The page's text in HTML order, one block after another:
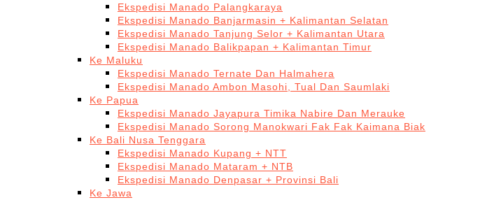
Ekspedisi Manado Palangkaraya
Ekspedisi Manado Banjarmasin + Kalimantan Selatan
Ekspedisi Manado Tanjung Selor + Kalimantan Utara
Ekspedisi Manado Balikpapan + Kalimantan Timur
Ke Maluku
Ekspedisi Manado Ternate Dan Halmahera
Ekspedisi Manado Ambon Masohi, Tual Dan Saumlaki
Ke Papua
Ekspedisi Manado Jayapura Timika Nabire Dan Merauke
Ekspedisi Manado Sorong Manokwari Fak Fak Kaimana Biak
Ke Bali Nusa Tenggara
Ekspedisi Manado Kupang + NTT
Ekspedisi Manado Mataram + NTB
Ekspedisi Manado Denpasar + Provinsi Bali
Ke Jawa